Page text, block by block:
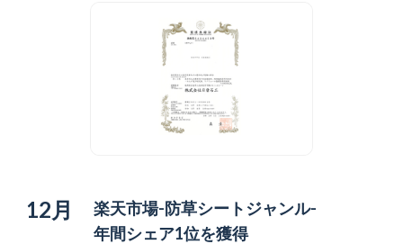
12月
楽天市場-防草シートジャンル-
年間シェア1位を獲得